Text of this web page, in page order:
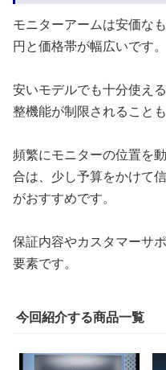
モニターアームは安価な
円と価格帯が幅広いです。
安いモデルでも十分使え
整機能が制限されることも
頻繁にモニターの位置を
合は、少し予算をかけて
がおすすめです。
保証内容やカスタマーサ
要素です。
今回紹介する商品一覧